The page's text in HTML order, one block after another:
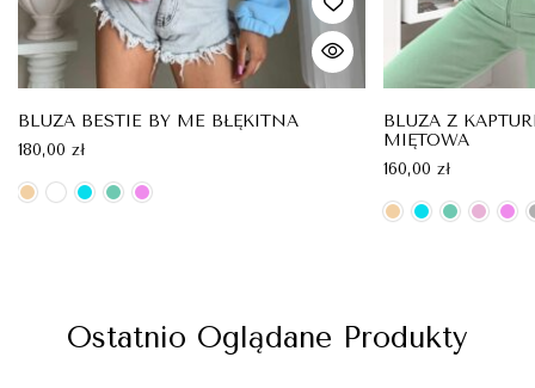
BLUZA BESTIE BY ME BŁĘKITNA
180,00 zł
BLUZA Z
MIĘTOWA
160,00 zł
Ostatnio Oglądane Produkty